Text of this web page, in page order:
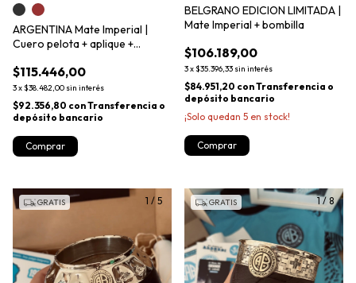
ARGENTINA Mate Imperial |
Cuero pelota + aplique +
$115.446,00
3x$38.482,00 sin interés
$92.356,80 conTransferencia o
depósito bancario
Comprar
BELGRANO EDICION LIMITADA |
Mate Imperial + bombilla
$106.189,00
3x$35.396,33 sin interés
$84.951,20 conTransferencia o
depósito bancario
¡Solo quedan 5 en stock!
Comprar
1 / 5
GRATIS 1/ 8
GRATIS